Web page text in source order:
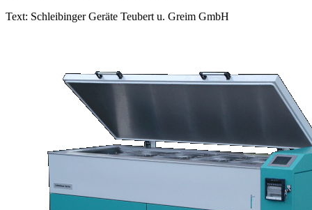
Text: Schleibinger Geräte Teubert u. Greim GmbH